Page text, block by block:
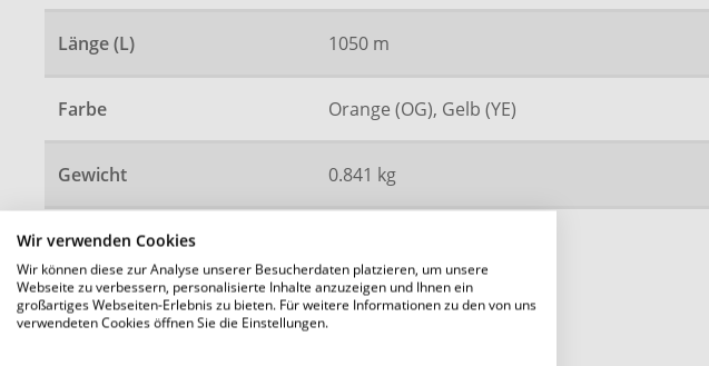
Wir verwenden Cookies
Wir können diese zur Analyse unserer Besucherdaten platzieren, um unsere
Webseite zu verbessern, personalisierte Inhalte anzuzeigen und Ihnen ein
großartiges Webseiten-Erlebnis zu bieten. Für weitere Informationen zu den von uns
verwendeten Cookies öffnen Sie die Einstellungen.
Länge (L) 1050 m
Farbe Orange (OG), Gelb (YE)
Gewicht 0.841 kg
Verpackung 1-4
Mengeneinheit